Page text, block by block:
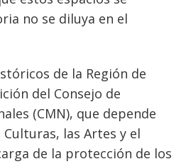
no se diluya en el
de la Región de
del Consejo de
(CMN), que depende
las Artes y el
de la protección de los